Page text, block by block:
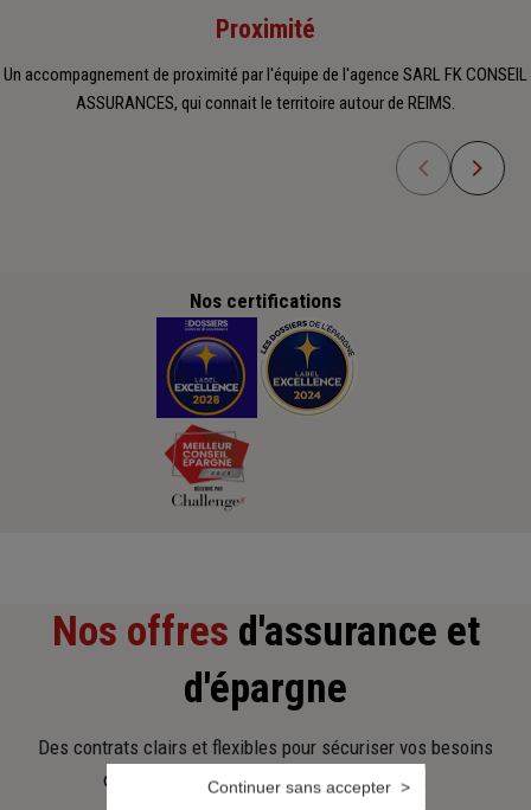
Proximité
Un accompagnement de proximité par l'équipe de l'agence SARL FK CONSEIL
ASSURANCES, qui connait le territoire autour de REIMS.
Nos certifications
Nos offres d'assurance et
d'épargne
Des contrats clairs et flexibles pour sécuriser vos besoins
d’aujourd’hui et anticiper ceux de demain.
Continuer sans accepter